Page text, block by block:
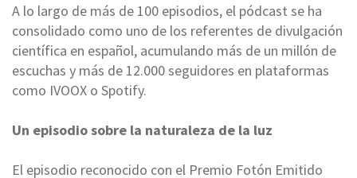
A lo largo de más de 100 episodios, el pódcast se ha
consolidado como uno de los referentes de divulgación
científica en español, acumulando más de un millón de
escuchas y más de 12.000 seguidores en plataformas
como IVOOX o Spotify.
Un episodio sobre la naturaleza de la luz
El episodio reconocido con el Premio Fotón Emitido